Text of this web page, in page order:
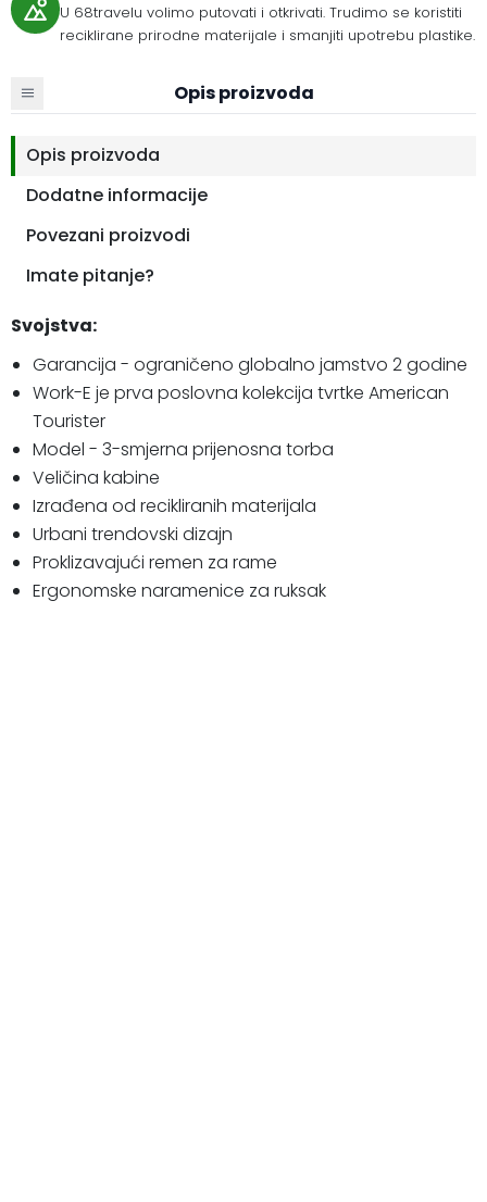
U 68travelu volimo putovati i otkrivati. Trudimo se koristiti
reciklirane prirodne materijale i smanjiti upotrebu plastike.
Opis proizvoda
Opis proizvoda
Dodatne informacije
Povezani proizvodi
Imate pitanje?
Svojstva:
Garancija - ograničeno globalno jamstvo 2 godine
Work-E je prva poslovna kolekcija tvrtke American
Tourister
Model - 3-smjerna prijenosna torba
Veličina kabine
Izrađena od recikliranih materijala
Urbani trendovski dizajn
Proklizavajući remen za rame
Ergonomske naramenice za ruksak